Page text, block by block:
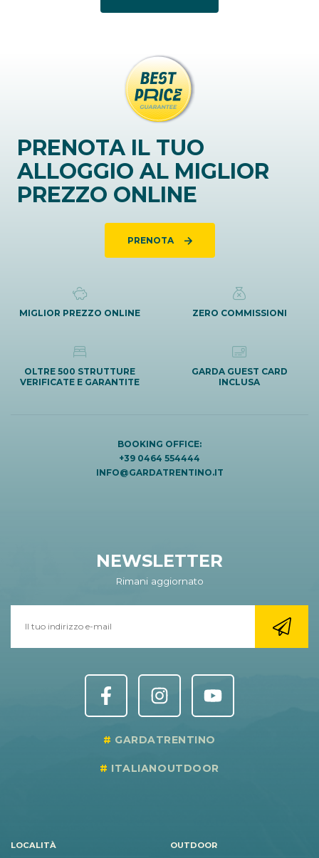
PRENOTA IL TUO
ALLOGGIO AL MIGLIOR
PREZZO ONLINE
PRENOTA
MIGLIOR PREZZO ONLINE ZERO COMMISSIONI
OLTRE 500 STRUTTURE
VERIFICATE E GARANTITE
GARDA GUEST CARD
INCLUSA
BOOKING OFFICE:
+39 0464 554444
INFO@GARDATRENTINO.IT
NEWSLETTER
Rimani aggiornato
GARDATRENTINO
ITALIANOUTDOOR
LOCALITÀ OUTDOOR